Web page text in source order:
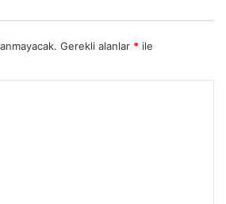
Gerekli alanlar * ile